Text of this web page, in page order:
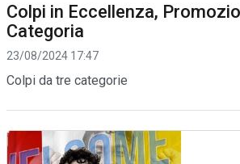
Colpi in Eccellenza,
Categoria
23/08/2024 17:47
Colpi da tre categorie